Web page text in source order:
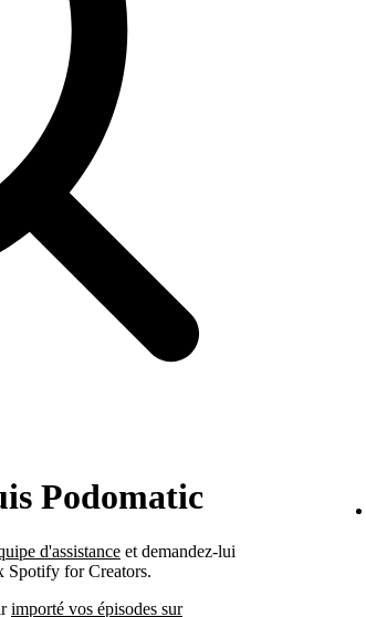
Podomatic
d'assistance et demandez-lui
Spotify for Creators.
importé vos épisodes sur